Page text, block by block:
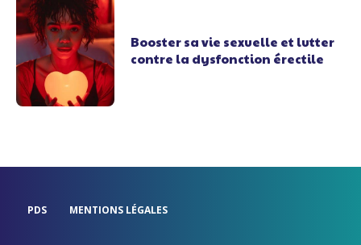
Booster sa vie sexuelle et lutter
contre la dysfonction érectile
PDS MENTIONS LÉGALES